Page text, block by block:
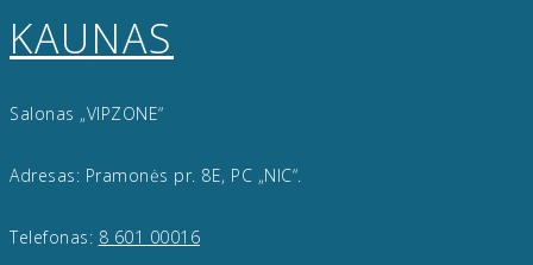
KAUNAS
Salonas „VIPZONE“
Adresas: Pramonės pr. 8E, PC „NIC“.
Telefonas: 8 601 00016